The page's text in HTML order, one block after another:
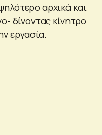
αρχικά και
δίνοντας κίνητρο
εργασία.